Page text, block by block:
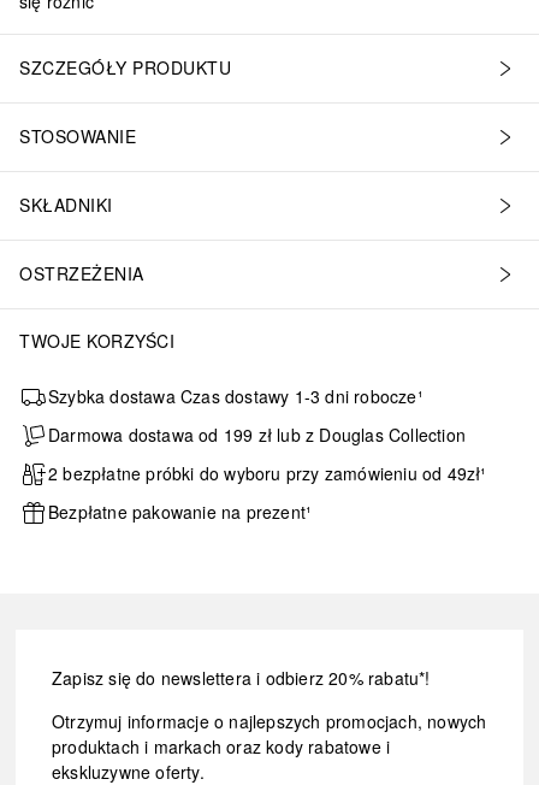
SZCZEGÓŁY PRODUKTU
STOSOWANIE
SKŁADNIKI
OSTRZEŻENIA
TWOJE KORZYŚCI
Szybka dostawa Czas dostawy 1-3 dni robocze¹
Darmowa dostawa od 199 zł lub z Douglas Collection
2 bezpłatne próbki do wyboru przy zamówieniu od 49zł¹
Bezpłatne pakowanie na prezent¹
Zapisz się do newslettera i odbierz 20% rabatu*!
Otrzymuj informacje o najlepszych promocjach, nowych
produktach i markach oraz kody rabatowe i
ekskluzywne oferty.